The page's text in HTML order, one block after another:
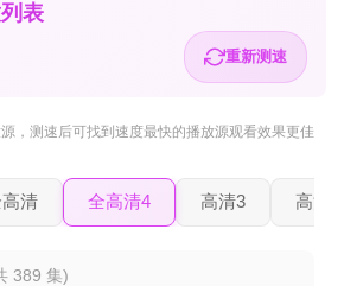
表
重新测速
，测速后可找到速度最快的播放源观看效果更佳
清 全高清4 高清3 高清2
389 集)